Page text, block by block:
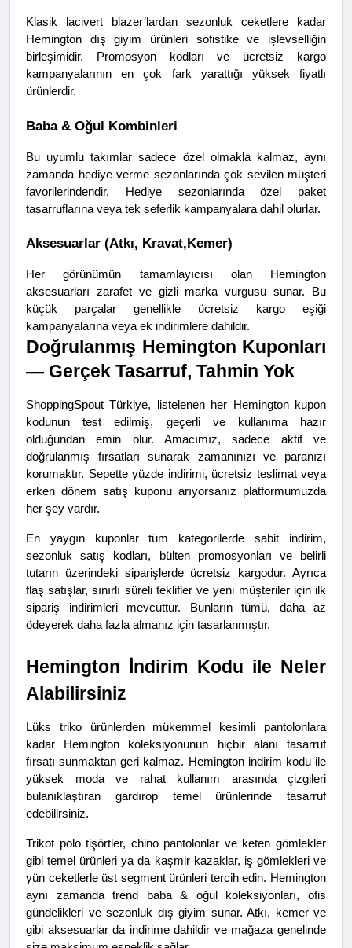
Klasik lacivert blazer’lardan sezonluk ceketlere kadar
Hemington dış giyim ürünleri sofistike ve işlevselliğin
birleşimidir. Promosyon kodları ve ücretsiz kargo
kampanyalarının en çok fark yarattığı yüksek fiyatlı
ürünlerdir.
Baba & Oğul Kombinleri
Bu uyumlu takımlar sadece özel olmakla kalmaz, aynı
zamanda hediye verme sezonlarında çok sevilen müşteri
favorilerindendir. Hediye sezonlarında özel paket
tasarruflarına veya tek seferlik kampanyalara dahil olurlar.
Aksesuarlar (Atkı, Kravat,Kemer)
Her görünümün tamamlayıcısı olan Hemington
aksesuarları zarafet ve gizli marka vurgusu sunar. Bu
küçük parçalar genellikle ücretsiz kargo eşiği
kampanyalarına veya ek indirimlere dahildir.
Doğrulanmış Hemington Kuponları
— Gerçek Tasarruf, Tahmin Yok
ShoppingSpout Türkiye, listelenen her Hemington kupon
kodunun test edilmiş, geçerli ve kullanıma hazır
olduğundan emin olur. Amacımız, sadece aktif ve
doğrulanmış fırsatları sunarak zamanınızı ve paranızı
korumaktır. Sepette yüzde indirimi, ücretsiz teslimat veya
erken dönem satış kuponu arıyorsanız platformumuzda
her şey vardır.
En yaygın kuponlar tüm kategorilerde sabit indirim,
sezonluk satış kodları, bülten promosyonları ve belirli
tutarın üzerindeki siparişlerde ücretsiz kargodur. Ayrıca
flaş satışlar, sınırlı süreli teklifler ve yeni müşteriler için ilk
sipariş indirimleri mevcuttur. Bunların tümü, daha az
ödeyerek daha fazla almanız için tasarlanmıştır.
Hemington İndirim Kodu ile Neler
Alabilirsiniz
Lüks triko ürünlerden mükemmel kesimli pantolonlara
kadar Hemington koleksiyonunun hiçbir alanı tasarruf
fırsatı sunmaktan geri kalmaz. Hemington indirim kodu ile
yüksek moda ve rahat kullanım arasında çizgileri
bulanıklaştıran gardırop temel ürünlerinde tasarruf
edebilirsiniz.
Trikot polo tişörtler, chino pantolonlar ve keten gömlekler
gibi temel ürünleri ya da kaşmir kazaklar, iş gömlekleri ve
yün ceketlerle üst segment ürünleri tercih edin. Hemington
aynı zamanda trend baba & oğul koleksiyonları, ofis
gündelikleri ve sezonluk dış giyim sunar. Atkı, kemer ve
gibi aksesuarlar da indirime dahildir ve mağaza genelinde